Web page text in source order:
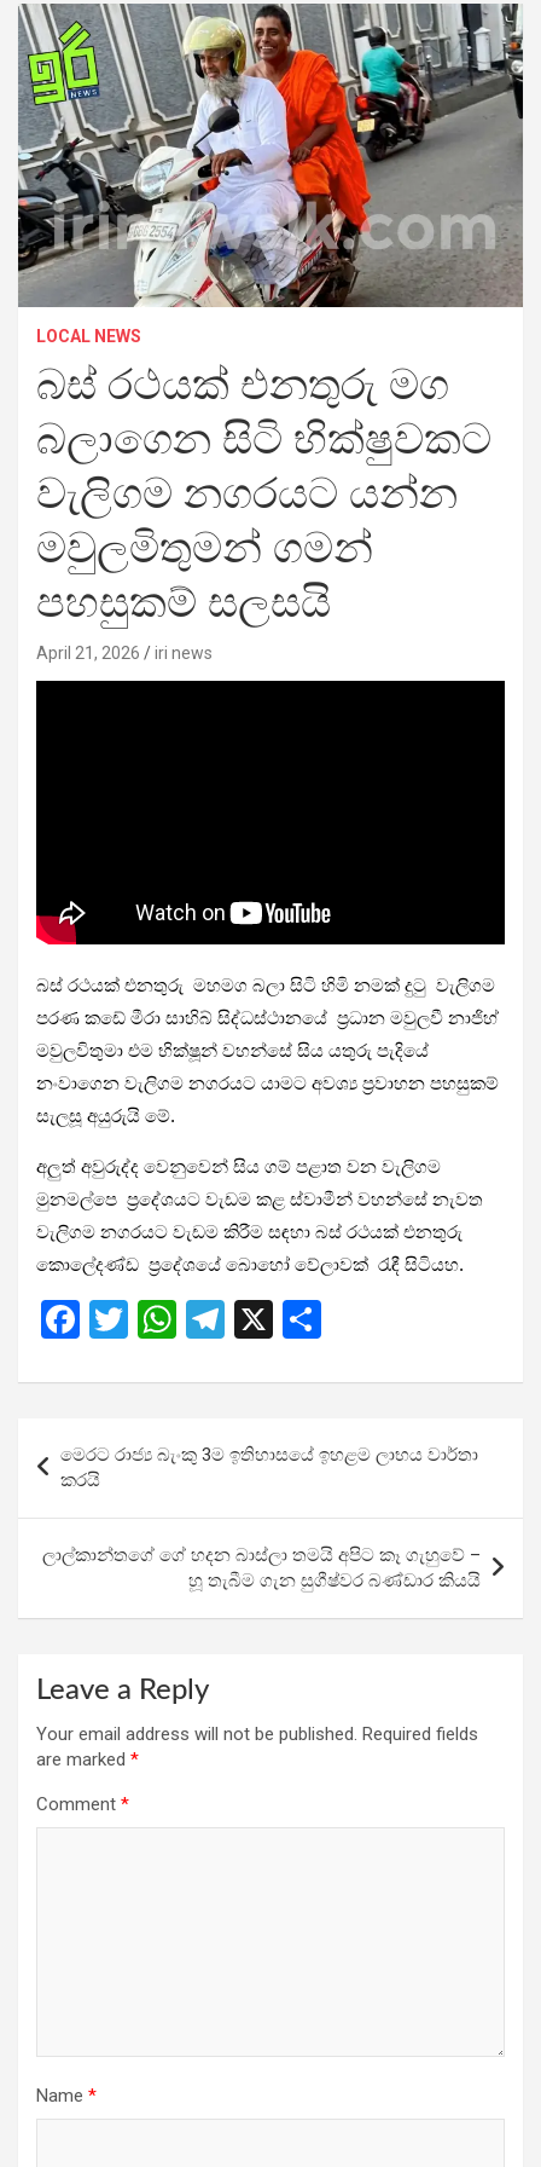
LOCAL NEWS
බස් රථයක් එනතුරු මග
බලාගෙන සිටි භික්ෂුවකට
වැලිගම නගරයට යන්න
මවුලමිතුමන් ගමන්
පහසුකම් සලසයි
April 21, 2026 iri news
බස් රථයක් එනතුරු මහමග බලා සිටි හිමි නමක් දුටු වැලිගම
පරණ කඩේ මීරා සාහිබ් සිද්ධස්ථානයේ ප්‍රධාන මවුලවී නාජිහ්
මවුලවිතුමා එම භික්ෂූන් වහන්සේ සිය යතුරු පැදියේ
නංවාගෙන වැලිගම නගරයට යාමට අවශ්‍ය ප්‍රවාහන පහසුකම්
සැලසූ අයුරුයි මේ.
අලුත් අවුරුද්ද වෙනුවෙන් සිය ගම් පළාත වන වැලිගම
මුනමල්පෙ ප්‍රදේශයට වැඩම කළ ස්වාමීන් වහන්සේ නැවත
වැලිගම නගරයට වැඩම කිරීම සඳහා බස් රථයක් එනතුරු
කොලේදණ්ඩ ප්‍රදේශයේ බොහෝ වේලාවක් රැඳී සිටියහ.
F
ce
b
o
o
k
T
tt
er
W
at
A
p
p
T
e
gr
a
m
X
ar
navigation
මෙරට රාජ්‍ය බැංකු 3ම ඉතිහාසයේ ඉහළම ලාභය වාර්තා
කරයි
ලාල්කාන්තගේ ගේ හදන බාස්ලා තමයි අපිට කෑ ගැහුවේ –
හූ තැබීම ගැන සුගීෂ්වර බණ්ඩාර කියයි
Leave a Reply
Your email address will not be published. Required fields
are marked *
Comment *
Name *